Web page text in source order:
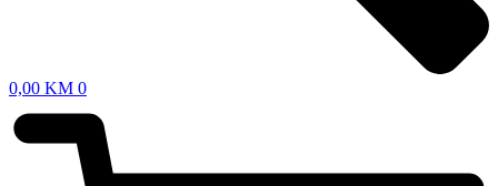
0,00 KM 0